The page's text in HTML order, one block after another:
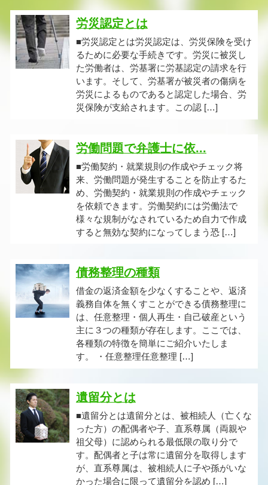
労災認定とは
■労災認定とは労災認定は、労災保険を受け
るために必要な手続きです。労災に被災し
た労働者は、労基署に労基認定の請求を行
います。そして、労基署が被災者の傷病を
労災によるものであると認定した場合、労
災保険が支給されます。この認 […]
労働問題で弁護士に依...
■労働契約・就業規則の作成やチェック将
来、労働問題が発生することを防止するた
め、労働契約・就業規則の作成やチェック
を依頼できます。労働契約には労働法で
様々な規制がなされているため自力で作成
すると無効な契約になってしまう恐 […]
債務整理の種類
借金の返済金額を少なくすることや、返済
義務自体を無くすことができる債務整理に
は、任意整理・個人再生・自己破産という
主に３つの種類が存在します。ここでは、
各種類の特徴を簡単にご紹介いたしま
す。 ・任意整理任意整理 […]
遺留分とは
■遺留分とは遺留分とは、被相続人（亡くな
った方）の配偶者や子、直系尊属（両親や
祖父母）に認められる最低限の取り分で
す。配偶者と子は常に遺留分を取得します
が、直系尊属は、被相続人に子や孫がいな
かった場合に限って遺留分を認め […]